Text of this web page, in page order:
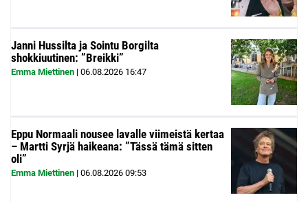
Janni Hussilta ja Sointu Borgilta
shokkiuutinen: ”Breikki”
Emma Miettinen | 06.08.2026 16:47
Eppu Normaali nousee lavalle viimeistä kertaa
– Martti Syrjä haikeana: ”Tässä tämä sitten
oli”
Emma Miettinen | 06.08.2026 09:53